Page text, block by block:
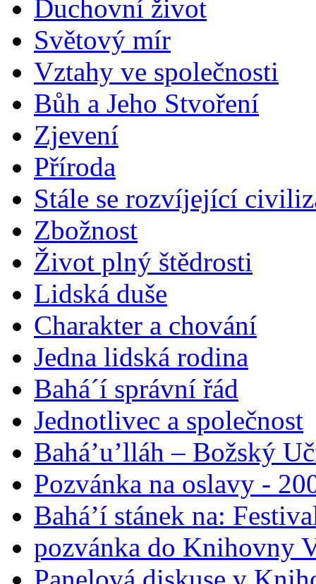
Duchovní život
Světový mír
Vztahy ve společnosti
Bůh a Jeho Stvoření
Zjevení
Příroda
Stále se rozvíjející
Zbožnost
Život plný štědrosti
Lidská duše
Charakter a chování
Jedna lidská rodina
Bahá´í správní řád
Jednotlivec a společnost
Bahá’u’lláh – Božský
Pozvánka na oslavy -
Bahá’í stánek na:
pozvánka do Knihovny